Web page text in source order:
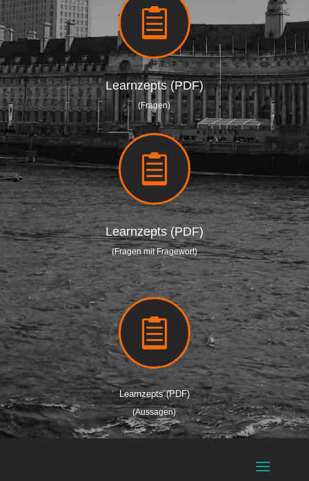

Learnzepts (PDF)
(Fragen)

Learnzepts (PDF)
(Fragen mit Fragewort)

Learnzepts (PDF)
(Aussagen)